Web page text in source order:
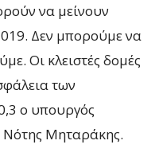
να μείνουν
Δεν μπορούμε να
Οι κλειστές δομές
των
ο υπουργός
Νότης Μηταράκης.